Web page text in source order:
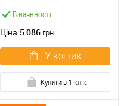
В наявності
червоний із замком та
Ціна 5 086 грн.
У кошик
Купити в 1 клік